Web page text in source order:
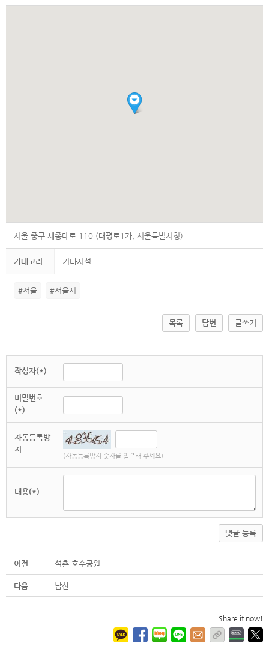
서울 중구 세종대로 110 (태평로1가, 서울특별시청)
카테고리 기타시설
#서울 #서울시
목록 답변 글쓰기
작성자(*)
비밀번호
(*)
자동등록방
지
(자동등록방지 숫자를 입력해 주세요)
내용(*)
댓글 등록
이전 석촌 호수공원
다음 남산
Share it now!